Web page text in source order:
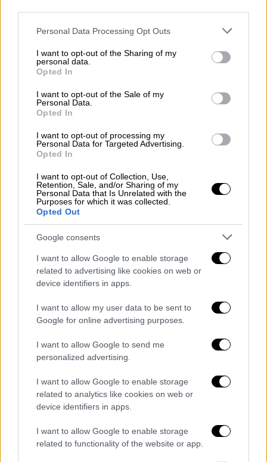
Please note that this website/app uses one or more Google
not limited to your visit or usage behaviour. You may click to
grant or deny consent to Google and its third-party tags to
use your data for below specified purposes in below Google
consent section.
Personal Data Processing Opt Outs
I want to opt-out of the Sharing of my
personal data.
Opted In
I want to opt-out of the Sale of my
Personal Data.
Opted In
I want to opt-out of processing my
Personal Data for Targeted Advertising.
Opted In
I want to opt-out of Collection, Use,
Retention, Sale, and/or Sharing of my
Personal Data that Is Unrelated with the
Purposes for which it was collected.
Opted Out
Google consents
I want to allow Google to enable storage
related to advertising like cookies on web or
device identifiers in apps.
I want to allow my user data to be sent to
Google for online advertising purposes.
I want to allow Google to send me
personalized advertising.
I want to allow Google to enable storage
related to analytics like cookies on web or
device identifiers in apps.
I want to allow Google to enable storage
related to functionality of the website or app.
Κορυφαίες ασφαλιστικές εταιρείες όπως η
Anytime, ηGroupamaκαι ηHellas Direct
ασφάλεια αυτοκινήτου και
ασφάλεια
μηχανής. Για
ενδιαφερόμενοι μπορούν στο
cosmoteinsurance.gr
να συνδυάσουν τις έως
διάρκεια ασφάλισης και πληρωμή σε 12
άτοκες δόσεις. Σε περίπτωση που ένα
ασφαλιστήριο λήγει έως και 30 ημέρες
αργότερα από την 28ηΝοεμβρίου, ο
ενδιαφερόμενος μπορεί να εκμεταλλευτεί
την προσφορά, αρκεί να κλείσει την
ασφάλειά του μέχρι τις 28 Νοεμβρίου.
Επιπλέον, στοcosmoteinsurance.gr
με κάθε
ασφάλεια σπιτιούαπό τηνAnytime
ενδιαφερόμενοι εξοικονομούν
σε προγράμματα που σχεδιάστηκαν για να
ταιριάζουν στο προφίλ του κάθε
δανειολήπτη ή ενοικιαστή).
Το COSMOTE Insurance παρέχει
ολοκληρωμένες ασφαλιστικές λύσεις
εξατομικευμένες υπηρεσίες ασφάλισης
οχήματος, κατοικίας, πρωτοβάθμιας υγείας,
και σκάφους από τις μεγαλύτερες